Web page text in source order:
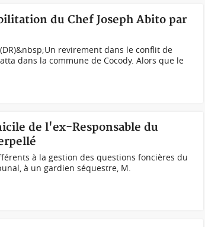
du Chef Joseph Abito par
revirement dans le conflit de
dans la commune de Cocody. Alors que le
de l'ex-Responsable du
à la gestion des questions foncières du
à un gardien séquestre, M.